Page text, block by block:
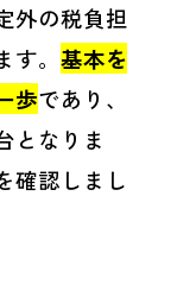
外の税負担
。 基本を
歩であり、
となりま
確認しまし